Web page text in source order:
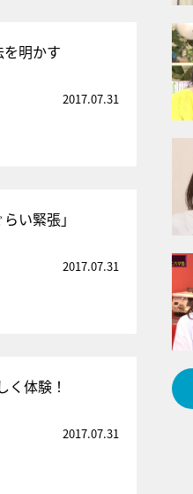
を明かす
2017.07.31
い緊張」
2017.07.31
く体験！
2017.07.31